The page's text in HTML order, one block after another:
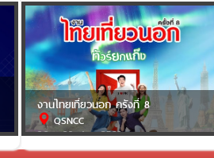
งานไทยเที่ยวนอก ครั้งที่ 8
QSNCC
20 - 23 ส.ค. 2569